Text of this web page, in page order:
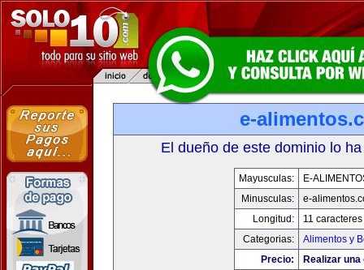
e-
El dueño de este dominio lo
Mayusculas:
E-
Minusculas:
e-
Longitud:
11 caracteres
Categorias:
Alimentos y
Precio:
Realizar